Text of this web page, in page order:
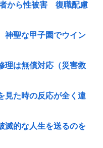
者から性被害 復職配慮
神聖な甲子園でウイン
理は無償対応（災害救
見た時の反応が全く違
滅的な人生を送るのを